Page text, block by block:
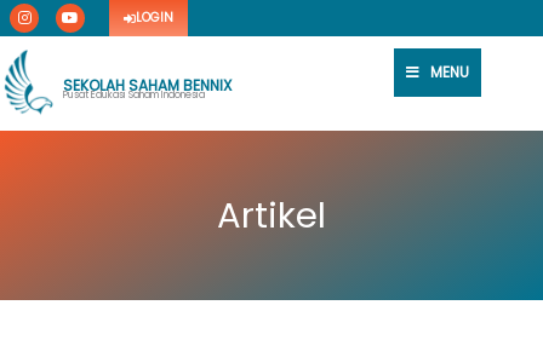
Skip
to
content
I
n
s
t
a
g
r
a
Y
o
u
b
e
LOGIN
SEKOLAH SAHAM BENNIX
Pusat Edukasi Saham Indonesia
MENU
Artikel